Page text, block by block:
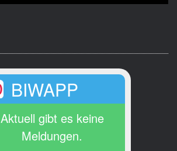
BIWAPP
Aktuell gibt es keine
Meldungen.